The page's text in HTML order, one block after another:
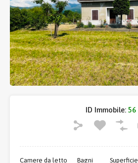
ID Immobile: 56
Camere da letto Bagni Superficie